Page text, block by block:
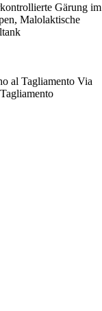
Gärung im
Malolaktische
al Tagliamento Via